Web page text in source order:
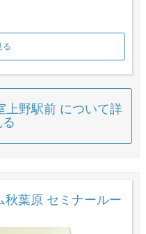
る
上野駅前 について詳
秋葉原 セミナールー